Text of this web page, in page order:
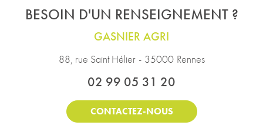
BESOIN D'UN RENSEIGNEMENT ?
GASNIER AGRI
88, rue Saint Hélier - 35000 Rennes
02 99 05 31 20
CONTACTEZ-NOUS